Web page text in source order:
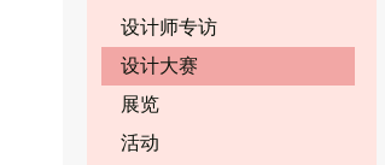
设计师专访
设计大赛
展览
活动